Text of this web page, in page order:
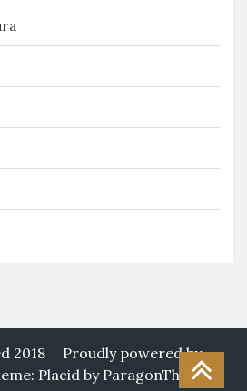
2018
Proudly powered by
Placid by ParagonThemes